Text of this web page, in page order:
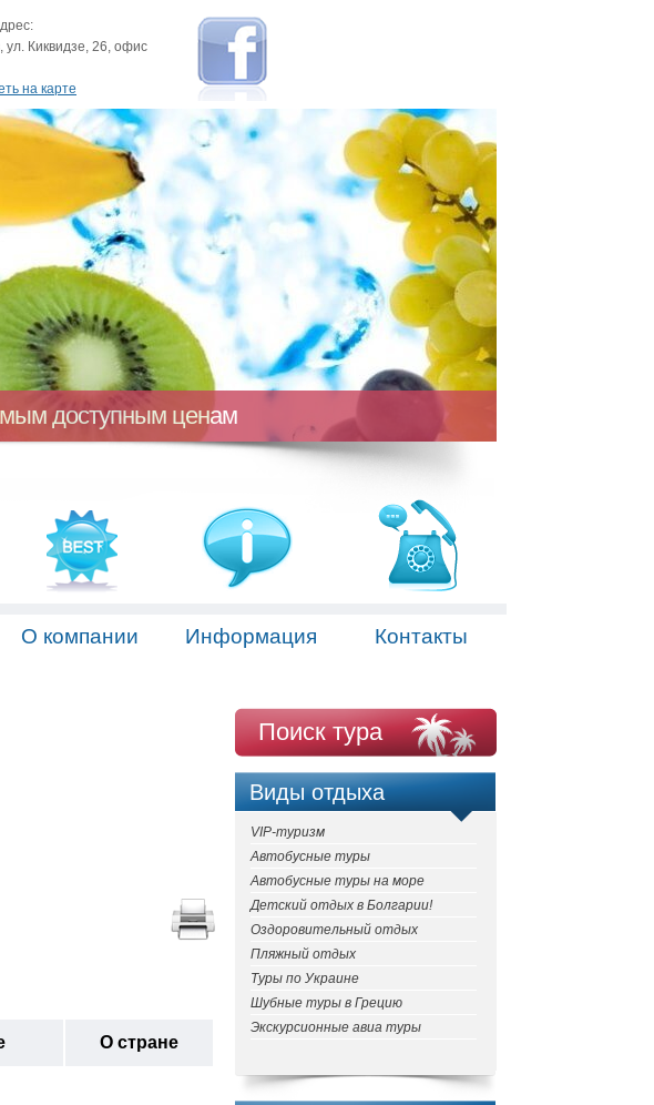
ул. Киквидзе, 26, офис
на карте
доступным ценам
О компании Информация Контакты
О стране
Поиск тура
Виды отдыха
VIP-туризм
Автобусные туры
Автобусные туры на море
Детский отдых в Болгарии!
Оздоровительный отдых
Пляжный отдых
Туры по Украине
Шубные туры в Грецию
Экскурсионные авиа туры